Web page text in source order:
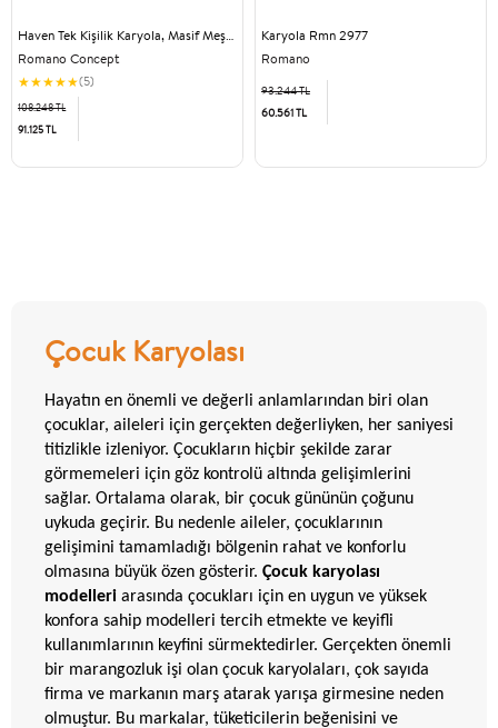
Haven Tek Kişilik Karyola, Masif Meşe (American White Oak)
Romano Concept
★★★★★(5)
91.125 TL
108.248 TL
Karyola Rmn 2977
Romano
60.561 TL
93.244 TL
Çocuk Karyolası
Hayatın en önemli ve değerli anlamlarından biri olan
çocuklar, aileleri için gerçekten değerliyken, her saniyesi
titizlikle izleniyor. Çocukların hiçbir şekilde zarar
görmemeleri için göz kontrolü altında gelişimlerini
sağlar. Ortalama olarak, bir çocuk gününün çoğunu
uykuda geçirir. Bu nedenle aileler, çocuklarının
gelişimini tamamladığı bölgenin rahat ve konforlu
olmasına büyük özen gösterir. Çocuk karyolası
modelleri arasında çocukları için en uygun ve yüksek
konfora sahip modelleri tercih etmekte ve keyifli
kullanımlarının keyfini sürmektedirler. Gerçekten önemli
bir marangozluk işi olan çocuk karyolaları, çok sayıda
firma ve markanın marş atarak yarışa girmesine neden
olmuştur. Bu markalar, tüketicilerin beğenisini ve